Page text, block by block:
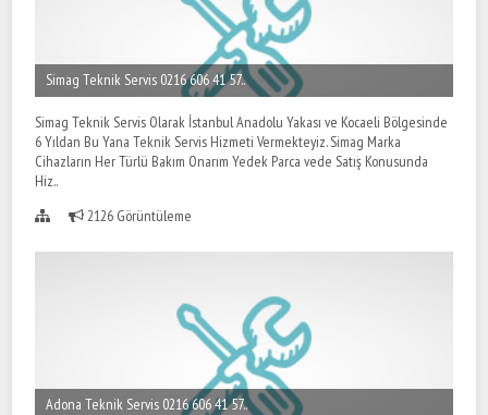
Simag Teknik Servis 0216 606 41 57..
Simag Teknik Servis Olarak İstanbul Anadolu Yakası ve Kocaeli Bölgesinde
6 Yıldan Bu Yana Teknik Servis Hizmeti Vermekteyiz. Simag Marka
Cihazların Her Türlü Bakım Onarım Yedek Parca vede Satış Konusunda
Hiz..
2126 Görüntüleme
Adona Teknik Servis 0216 606 41 57..